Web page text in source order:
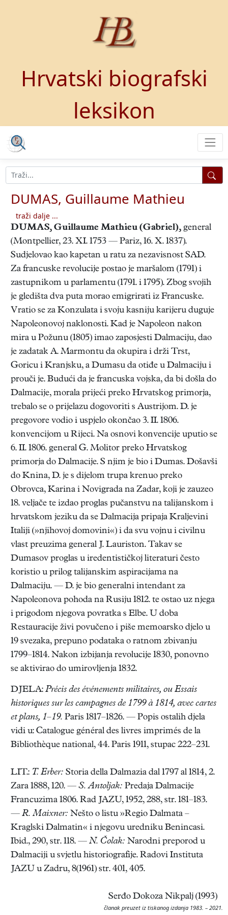
Hrvatski biografski
leksikon
DUMAS, Guillaume Mathieu
traži dalje ...
DUMAS, Guillaume Mathieu (Gabriel), general
(Montpellier, 23. XI. 1753 — Pariz, 16. X. 1837).
Sudjelovao kao kapetan u ratu za nezavisnost SAD.
Za francuske revolucije postao je maršalom (1791) i
zastupnikom u parlamentu (1791. i 1795). Zbog svojih
je gledišta dva puta morao emigrirati iz Francuske.
Vratio se za Konzulata i svoju kasniju karijeru duguje
Napoleonovoj naklonosti. Kad je Napoleon nakon
mira u Požunu (1805) imao zaposjesti Dalmaciju, dao
je zadatak A. Marmontu da okupira i drži Trst,
Goricu i Kranjsku, a Dumasu da otiđe u Dalmaciju i
prouči je. Budući da je francuska vojska, da bi došla do
Dalmacije, morala prijeći preko Hrvatskog primorja,
trebalo se o prijelazu dogovoriti s Austrijom. D. je
pregovore vodio i uspjelo okončao 3. II. 1806.
konvencijom u Rijeci. Na osnovi konvencije uputio se
6. II. 1806. general G. Molitor preko Hrvatskog
primorja do Dalmacije. S njim je bio i Dumas. Došavši
do Knina, D. je s dijelom trupa krenuo preko
Obrovca, Karina i Novigrada na Zadar, koji je zauzeo
18. veljače te izdao proglas pučanstvu na talijanskom i
hrvatskom jeziku da se Dalmacija pripaja Kraljevini
Italiji (»njihovoj domovini«) i da svu vojnu i civilnu
vlast preuzima general J. Lauriston. Takav se
Dumasov proglas u iredentističkoj literaturi često
koristio u prilog talijanskim aspiracijama na
Dalmaciju. — D. je bio generalni intendant za
Napoleonova pohoda na Rusiju 1812. te ostao uz njega
i prigodom njegova povratka s Elbe. U doba
Restauracije živi povučeno i piše memoarsko djelo u
19 svezaka, prepuno podataka o ratnom zbivanju
1799–1814. Nakon izbijanja revolucije 1830, ponovno
se aktivirao do umirovljenja 1832.
DJELA: Précis des événements militaires, ou Essais
historiques sur les campagnes de 1799 à 1814, avec cartes
et plans, 1–19. Paris 1817–1826. — Popis ostalih djela
vidi u: Catalogue général des livres imprimés de la
Bibliothèque national, 44. Paris 1911, stupac 222–231.
LIT.: T. Erber: Storia della Dalmazia dal 1797 al 1814, 2.
Zara 1888, 120. — S. Antoljak: Predaja Dalmacije
Francuzima 1806. Rad JAZU, 1952, 288, str. 181–183.
— R. Maixner: Nešto o listu »Regio Dalmata –
Kraglski Dalmatin« i njegovu uredniku Benincasi.
Ibid., 290, str. 118. — N. Čolak: Narodni preporod u
Dalmaciji u svjetlu historiografije. Radovi Instituta
JAZU u Zadru, 8(1961) str. 401, 405.
Serđo Dokoza Nikpalj (1993)
članak preuzet iz tiskanog izdanja 1983. – 2021.